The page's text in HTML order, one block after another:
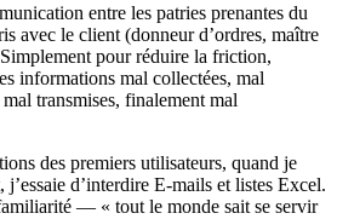
entre les patries prenantes du
avec le client (donneur d’ordres, maître
pour réduire la friction,
informations mal collectées, mal
transmises, finalement mal
des premiers utilisateurs, quand je
j’essaie d’interdire E-mails et listes Excel.
— « tout le monde sait se servir